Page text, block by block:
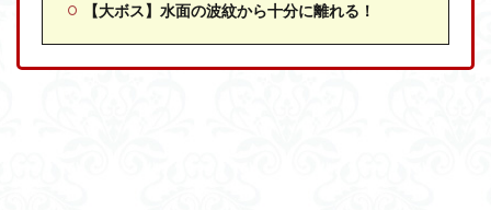
【大ボス】水面の波紋から十分に離れる！